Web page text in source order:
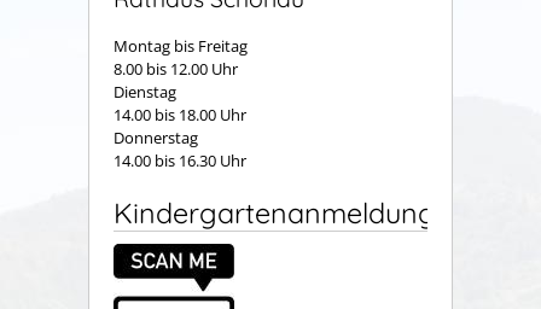
Montag bis Freitag
8.00 bis 12.00 Uhr
Dienstag
14.00 bis 18.00 Uhr
Donnerstag
14.00 bis 16.30 Uhr
Kindergartenanmeldung